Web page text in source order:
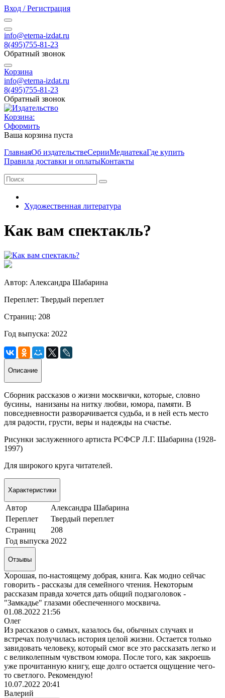
Вход / Регистрация
info@eterna-izdat.ru
8(495)755-81-23
Обратный звонок
Корзина
info@eterna-izdat.ru
8(495)755-81-23
Обратный звонок
Корзина:
Оформить
Ваша корзина пуста
ГлавнаяОб издательствеСерииМедиатекаГде купить
Правила доставки и оплатыКонтакты
Художественная литература
Как вам спектакль?
Автор: Александра Шабарина
Переплет: Твердый переплет
Страниц: 208
Год выпуска: 2022
Описание
Сборник рассказов о жизни москвички, которые, словно
бусины, нанизаны на нитку любви, юмора, памяти. В
повседневности разворачивается судьба, и в ней есть место
для радости, грусти, веры и надежды на счастье.
Рисунки заслуженного артиста РСФСР Л.Г. Шабарина (1928-
1997)
Для широкого круга читателей.
Характеристики
Автор
Александра Шабарина
Переплет
Твердый переплет
Страниц
208
Год выпуска 2022
Отзывы
Хорошая, по-настоящему добрая, книга. Как модно сейчас
говорить - рассказы для семейного чтения. Некоторым
рассказам правда хочется дать общий подзаголовок -
"Замкадье" глазами обеспеченного москвича.
01.08.2022 21:56
Олег
Из рассказов о самых, казалось бы, обычных случаях и
встречах получилась история целой жизни. Остается только
завидовать человеку, который смог все это рассказать легко и
с великолепным чувством юмора. После того, как закроешь
уже прочитанную книгу, еще долго остается ощущение чего-
то светлого. Рекомендую!
10.07.2022 20:41
Валерий